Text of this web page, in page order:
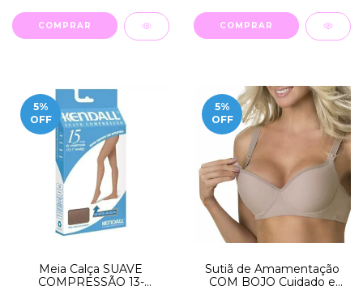
5%
OFF
Meia Calça SUAVE
COMPRESSÃO 13-
5%
OFF
Sutiã de Amamentação
COM BOJO Cuidado e